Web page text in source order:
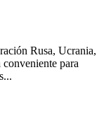
Rusa, Ucrania,
para